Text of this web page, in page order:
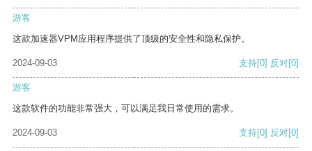
游客
这款加速器VPM应用程序提供了顶级的安全性和隐私保护。
2024-09-03 支持[0] 反对[0]
游客
这款软件的功能非常强大，可以满足我日常使用的需求。
2024-09-03 支持[0] 反对[0]